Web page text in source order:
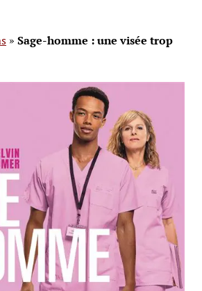
» Sage-homme : une visée trop